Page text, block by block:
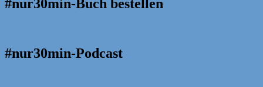
#nur30min-Buch bestellen
#nur30min-Podcast